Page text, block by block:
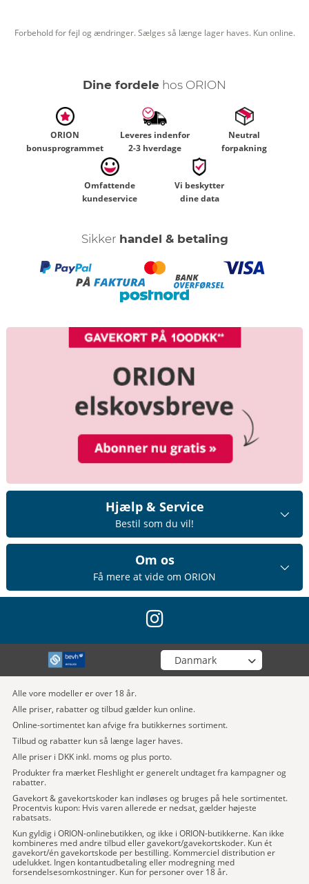
Forbehold for fejl og ændringer. Sælges så længe lager haves. Kun online.
Dine fordele hos ORION
ORION
bonusprogrammet
Leveres indenfor
2-3 hverdage
Neutral
forpakning
Omfattende
kundeservice
Vi beskytter
dine data
Sikker handel & betaling
Hjælp & Service
Bestil som du vil!
Om os
Få mere at vide om ORION
instagram
Vælg din butik
Alle vore modeller er over 18 år.
Alle priser, rabatter og tilbud gælder kun online.
Online-sortimentet kan afvige fra butikkernes sortiment.
Tilbud og rabatter kun så længe lager haves.
Alle priser i DKK inkl. moms og plus porto.
Produkter fra mærket Fleshlight er generelt undtaget fra kampagner og
rabatter.
Gavekort & gavekortskoder kan indløses og bruges på hele sortimentet.
Procentvis kupon: Hvis varen allerede er nedsat, gælder højeste
rabatsats.
Kun gyldig i ORION-onlinebutikken, og ikke i ORION-butikkerne. Kan ikke
kombineres med andre tilbud eller gavekort/gavekortskoder. Kun ét
gavekort/én gavekortskode per bestilling. Kommerciel distribution er
udelukket. Ingen kontantudbetaling eller modregning med
forsendelsesomkostninger. Kun for personer over 18 år.